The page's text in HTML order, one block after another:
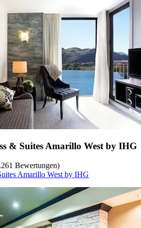
& Suites Amarillo West by IHG
Bewertungen)
Amarillo West by IHG